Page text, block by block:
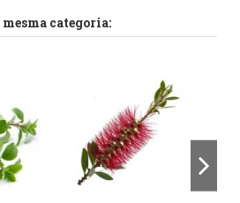
categoria: